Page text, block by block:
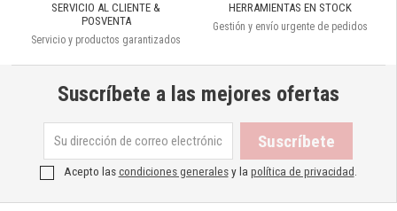
SERVICIO AL CLIENTE &
POSVENTA
Servicio y productos garantizados
HERRAMIENTAS EN STOCK
Gestión y envío urgente de pedidos
Suscríbete a las mejores ofertas
Acepto lascondiciones generalesy la política de privacidad